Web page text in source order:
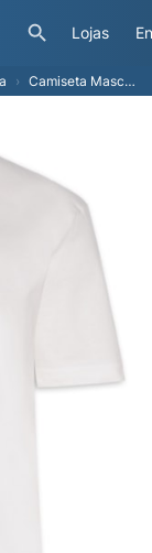
Lojas
Camiseta Masculina Relaxed Fit Linear Logo - Branco